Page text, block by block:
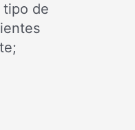
tipo de